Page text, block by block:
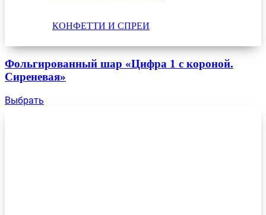
КОНФЕТТИ И СПРЕИ
Фольгированный шар «Цифра 1 с короной.
Сиреневая»
Выбрать